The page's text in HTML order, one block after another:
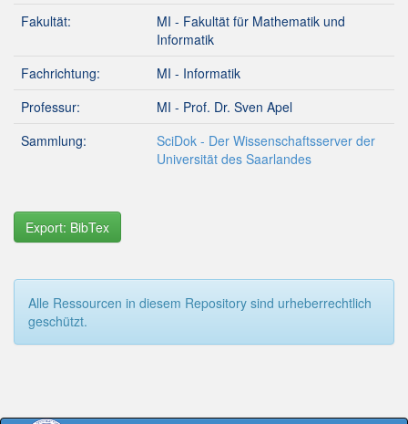
Fakultät:
MI - Fakultät für Mathematik und
Informatik
Fachrichtung:
MI - Informatik
Professur:
MI - Prof. Dr. Sven Apel
Sammlung:
SciDok - Der Wissenschaftsserver der
Universität des Saarlandes
Export: BibTex
Alle Ressourcen in diesem Repository sind urheberrechtlich
geschützt.